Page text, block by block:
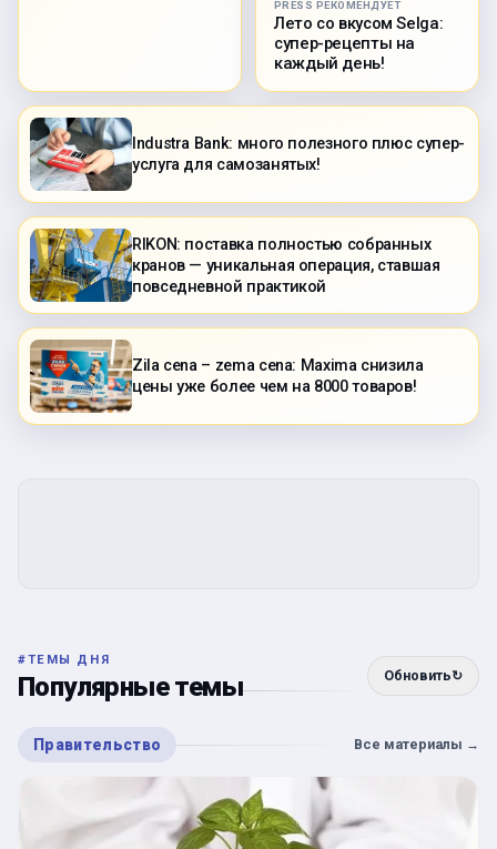
PRESS РЕКОМЕНДУЕТ
Лето со вкусом Selga:
супер-рецепты на
каждый день!
Industra Bank: много полезного плюс супер-
услуга для самозанятых!
RIKON: поставка полностью собранных
кранов — уникальная операция, ставшая
повседневной практикой
Zila cena – zema cena: Maxima снизила
цены уже более чем на 8000 товаров!
#ТЕМЫ ДНЯ
Популярные темы Обновить↻
Правительство Все материалы →